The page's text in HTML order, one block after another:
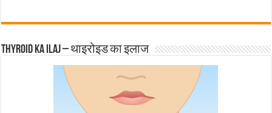
Thyroid ka ilaj – थाइरोइड का इलाज